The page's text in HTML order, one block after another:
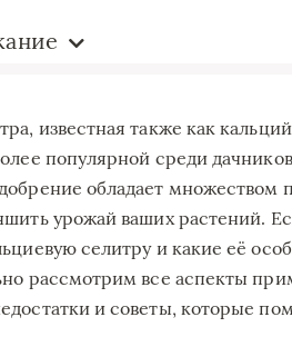
известная также как
популярной среди
обладает множеством
урожай ваших растений.
селитру и какие её
рассмотрим все аспекты
и советы, которые